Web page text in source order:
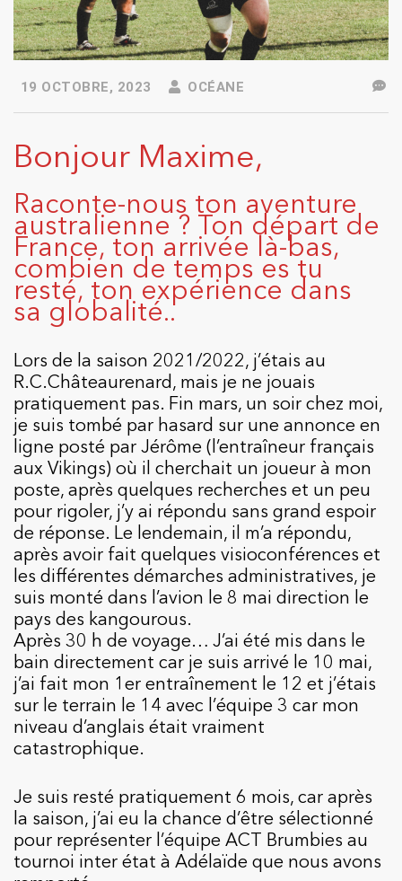
19 OCTOBRE, 2023 OCÉANE
Bonjour Maxime,
Raconte-nous ton aventure
australienne ? Ton départ de
France, ton arrivée là-bas,
combien de temps es tu
resté, ton expérience dans
sa globalité..
Lors de la saison 2021/2022, j’étais au
R.C.Châteaurenard, mais je ne jouais
pratiquement pas. Fin mars, un soir chez moi,
je suis tombé par hasard sur une annonce en
ligne posté par Jérôme (l’entraîneur français
aux Vikings) où il cherchait un joueur à mon
poste, après quelques recherches et un peu
pour rigoler, j’y ai répondu sans grand espoir
de réponse. Le lendemain, il m’a répondu,
après avoir fait quelques visioconférences et
les différentes démarches administratives, je
suis monté dans l’avion le 8 mai direction le
pays des kangourous.
Après 30 h de voyage… J’ai été mis dans le
bain directement car je suis arrivé le 10 mai,
j’ai fait mon 1er entraînement le 12 et j’étais
sur le terrain le 14 avec l’équipe 3 car mon
niveau d’anglais était vraiment
catastrophique.
Je suis resté pratiquement 6 mois, car après
la saison, j’ai eu la chance d’être sélectionné
pour représenter l’équipe ACT Brumbies au
tournoi inter état à Adélaïde que nous avons